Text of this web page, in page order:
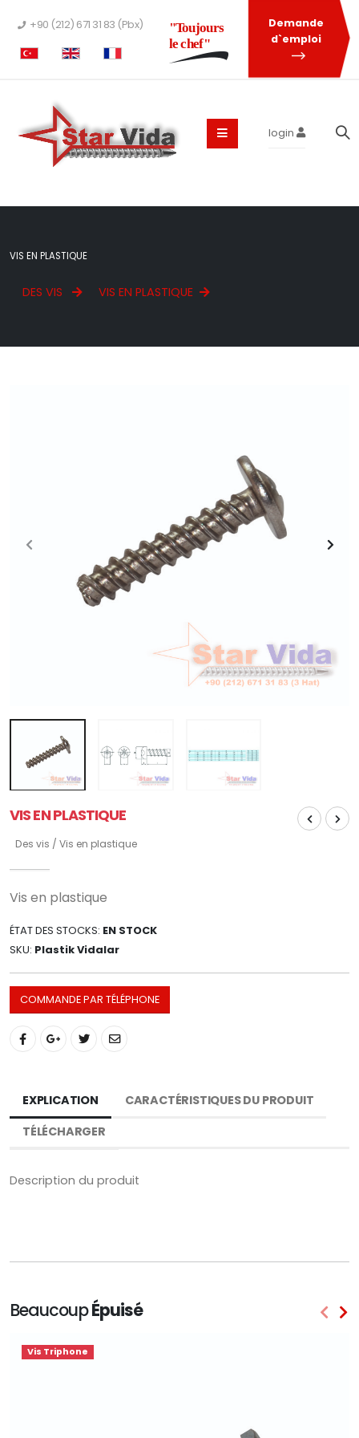
+90 (212) 671 31 83 (Pbx)
"Toujours
le chef"
Demande
d`emploi
login
DES VIS VIS EN PLASTIQUE
VIS EN PLASTIQUE
VIS EN PLASTIQUE
Des vis / Vis en plastique
Vis en plastique
ÉTAT DES STOCKS: EN STOCK
SKU: Plastik Vidalar
COMMANDE PAR TÉLÉPHONE
EXPLICATION
CARACTÉRISTIQUES DU PRODUIT
TÉLÉCHARGER
Description du produit
BeaucoupÉpuisé
Vis Triphone